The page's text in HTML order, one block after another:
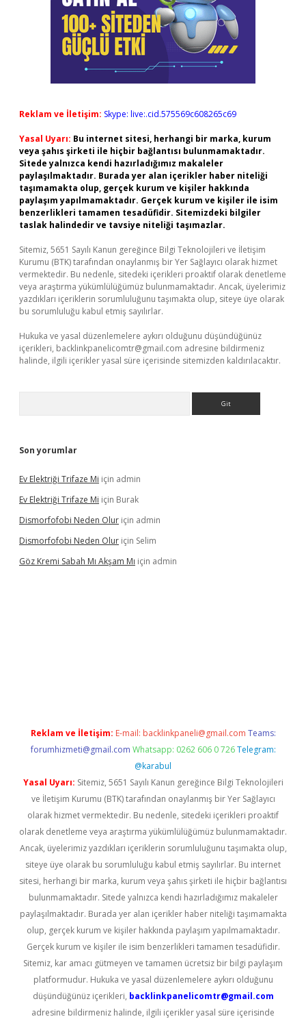
Reklam ve İletişim: Skype: live:.cid.575569c608265c69
Yasal Uyarı: Bu internet sitesi, herhangi bir marka, kurum
veya şahıs şirketi ile hiçbir bağlantısı bulunmamaktadır.
Sitede yalnızca kendi hazırladığımız makaleler
paylaşılmaktadır. Burada yer alan içerikler haber niteliği
taşımamakta olup, gerçek kurum ve kişiler hakkında
paylaşım yapılmamaktadır. Gerçek kurum ve kişiler ile isim
benzerlikleri tamamen tesadüfidir. Sitemizdeki bilgiler
taslak halindedir ve tavsiye niteliği taşımazlar.
Sitemiz, 5651 Sayılı Kanun gereğince Bilgi Teknolojileri ve İletişim
Kurumu (BTK) tarafından onaylanmış bir Yer Sağlayıcı olarak hizmet
vermektedir. Bu nedenle, sitedeki içerikleri proaktif olarak denetleme
veya araştırma yükümlülüğümüz bulunmamaktadır. Ancak, üyelerimiz
yazdıkları içeriklerin sorumluluğunu taşımakta olup, siteye üye olarak
bu sorumluluğu kabul etmiş sayılırlar.
Hukuka ve yasal düzenlemelere aykırı olduğunu düşündüğünüz
içerikleri, backlinkpanelicomtr@gmail.com adresine bildirmeniz
halinde, ilgili içerikler yasal süre içerisinde sitemizden kaldırılacaktır.
Son yorumlar
Ev Elektriği Trifaze Mi için admin
Ev Elektriği Trifaze Mi için Burak
Dismorfofobi Neden Olur için admin
Dismorfofobi Neden Olur için Selim
Göz Kremi Sabah Mı Akşam Mı için admin
Reklam ve İletişim: E-mail: backlinkpaneli@gmail.com Teams:
forumhizmeti@gmail.com Whatsapp: 0262 606 0 726 Telegram:
@karabul
Yasal Uyarı: Sitemiz, 5651 Sayılı Kanun gereğince Bilgi Teknolojileri
ve İletişim Kurumu (BTK) tarafından onaylanmış bir Yer Sağlayıcı
olarak hizmet vermektedir. Bu nedenle, sitedeki içerikleri proaktif
olarak denetleme veya araştırma yükümlülüğümüz bulunmamaktadır.
Ancak, üyelerimiz yazdıkları içeriklerin sorumluluğunu taşımakta olup,
siteye üye olarak bu sorumluluğu kabul etmiş sayılırlar. Bu internet
sitesi, herhangi bir marka, kurum veya şahıs şirketi ile hiçbir bağlantısı
bulunmamaktadır. Sitede yalnızca kendi hazırladığımız makaleler
paylaşılmaktadır. Burada yer alan içerikler haber niteliği taşımamakta
olup, gerçek kurum ve kişiler hakkında paylaşım yapılmamaktadır.
Gerçek kurum ve kişiler ile isim benzerlikleri tamamen tesadüfidir.
Sitemiz, kar amacı gütmeyen ve tamamen ücretsiz bir bilgi paylaşım
platformudur. Hukuka ve yasal düzenlemelere aykırı olduğunu
düşündüğünüz içerikleri, backlinkpanelicomtr@gmail.com
adresine bildirmeniz halinde, ilgili içerikler yasal süre içerisinde